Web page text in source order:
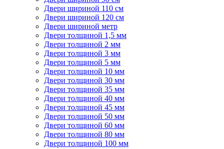
Двери шириной 110 см
Двери шириной 120 см
Двери шириной метр
Двери толщиной 1,5 мм
Двери толщиной 2 мм
Двери толщиной 3 мм
Двери толщиной 5 мм
Двери толщиной 10 мм
Двери толщиной 30 мм
Двери толщиной 35 мм
Двери толщиной 40 мм
Двери толщиной 45 мм
Двери толщиной 50 мм
Двери толщиной 60 мм
Двери толщиной 80 мм
Двери толщиной 100 мм